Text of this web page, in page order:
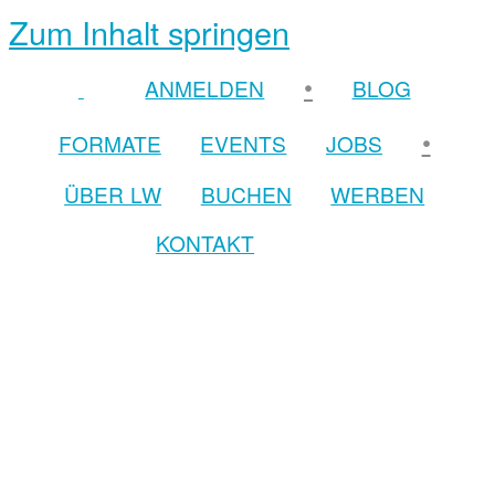
Zum Inhalt springen
ANMELDEN •
BLOG
FORMATE
EVENTS JOBS •
ÜBER LW BUCHEN
WERBEN
KONTAKT